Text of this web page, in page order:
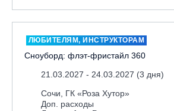
Вологодская обл., ГЛК "Ципина гора"
Грузия, ГК «Гудаури»
Дистанционно
Ижевск, КАО «Нечкино»
ЛЮБИТЕЛЯМ, ИНСТРУКТОРАМ
Сноуборд: флэт-фристайл 360
21.03.2027 - 24.03.2027 (3 дня)
Сочи, ГК «Роза Хутор»
Доп. расходы